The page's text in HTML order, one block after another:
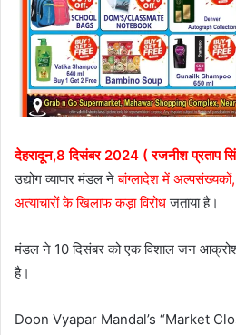
देहरादून,8 दिसंबर 2024 ( रजनीश प्रताप
उद्योग व्यापार मंडल नेबांग्लादेश में
अत्याचारों के खिलाफ कड़ा विरोधजताया है।
मंडल ने 10 दिसंबर को एक विशाल जन
है।
Doon Vyapar Mandal’s “Market